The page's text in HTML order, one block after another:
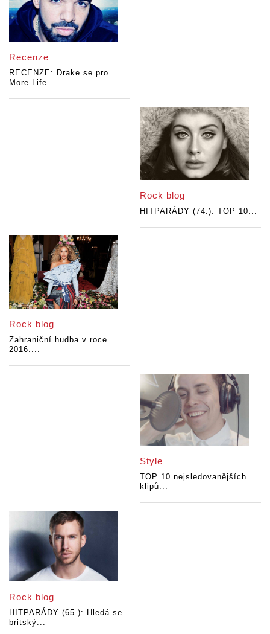
Recenze
RECENZE: Drake se pro
More Life...
Rock blog
HITPARÁDY (74.): TOP 10...
Rock blog
Zahraniční hudba v roce
2016:...
Style
TOP 10 nejsledovanějších
klipů...
Rock blog
HITPARÁDY (65.): Hledá se
britský...